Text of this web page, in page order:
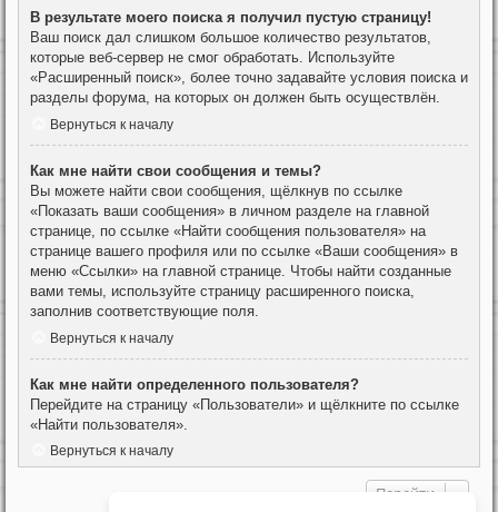
В результате моего поиска я получил пустую страницу!
Ваш поиск дал слишком большое количество результатов,
которые веб-сервер не смог обработать. Используйте
«Расширенный поиск», более точно задавайте условия поиска и
разделы форума, на которых он должен быть осуществлён.
Вернуться к началу
Как мне найти свои сообщения и темы?
Вы можете найти свои сообщения, щёлкнув по ссылке
«Показать ваши сообщения» в личном разделе на главной
странице, по ссылке «Найти сообщения пользователя» на
странице вашего профиля или по ссылке «Ваши сообщения» в
меню «Ссылки» на главной странице. Чтобы найти созданные
вами темы, используйте страницу расширенного поиска,
заполнив соответствующие поля.
Вернуться к началу
Как мне найти определенного пользователя?
Перейдите на страницу «Пользователи» и щёлкните по ссылке
«Найти пользователя».
Вернуться к началу
Перейти